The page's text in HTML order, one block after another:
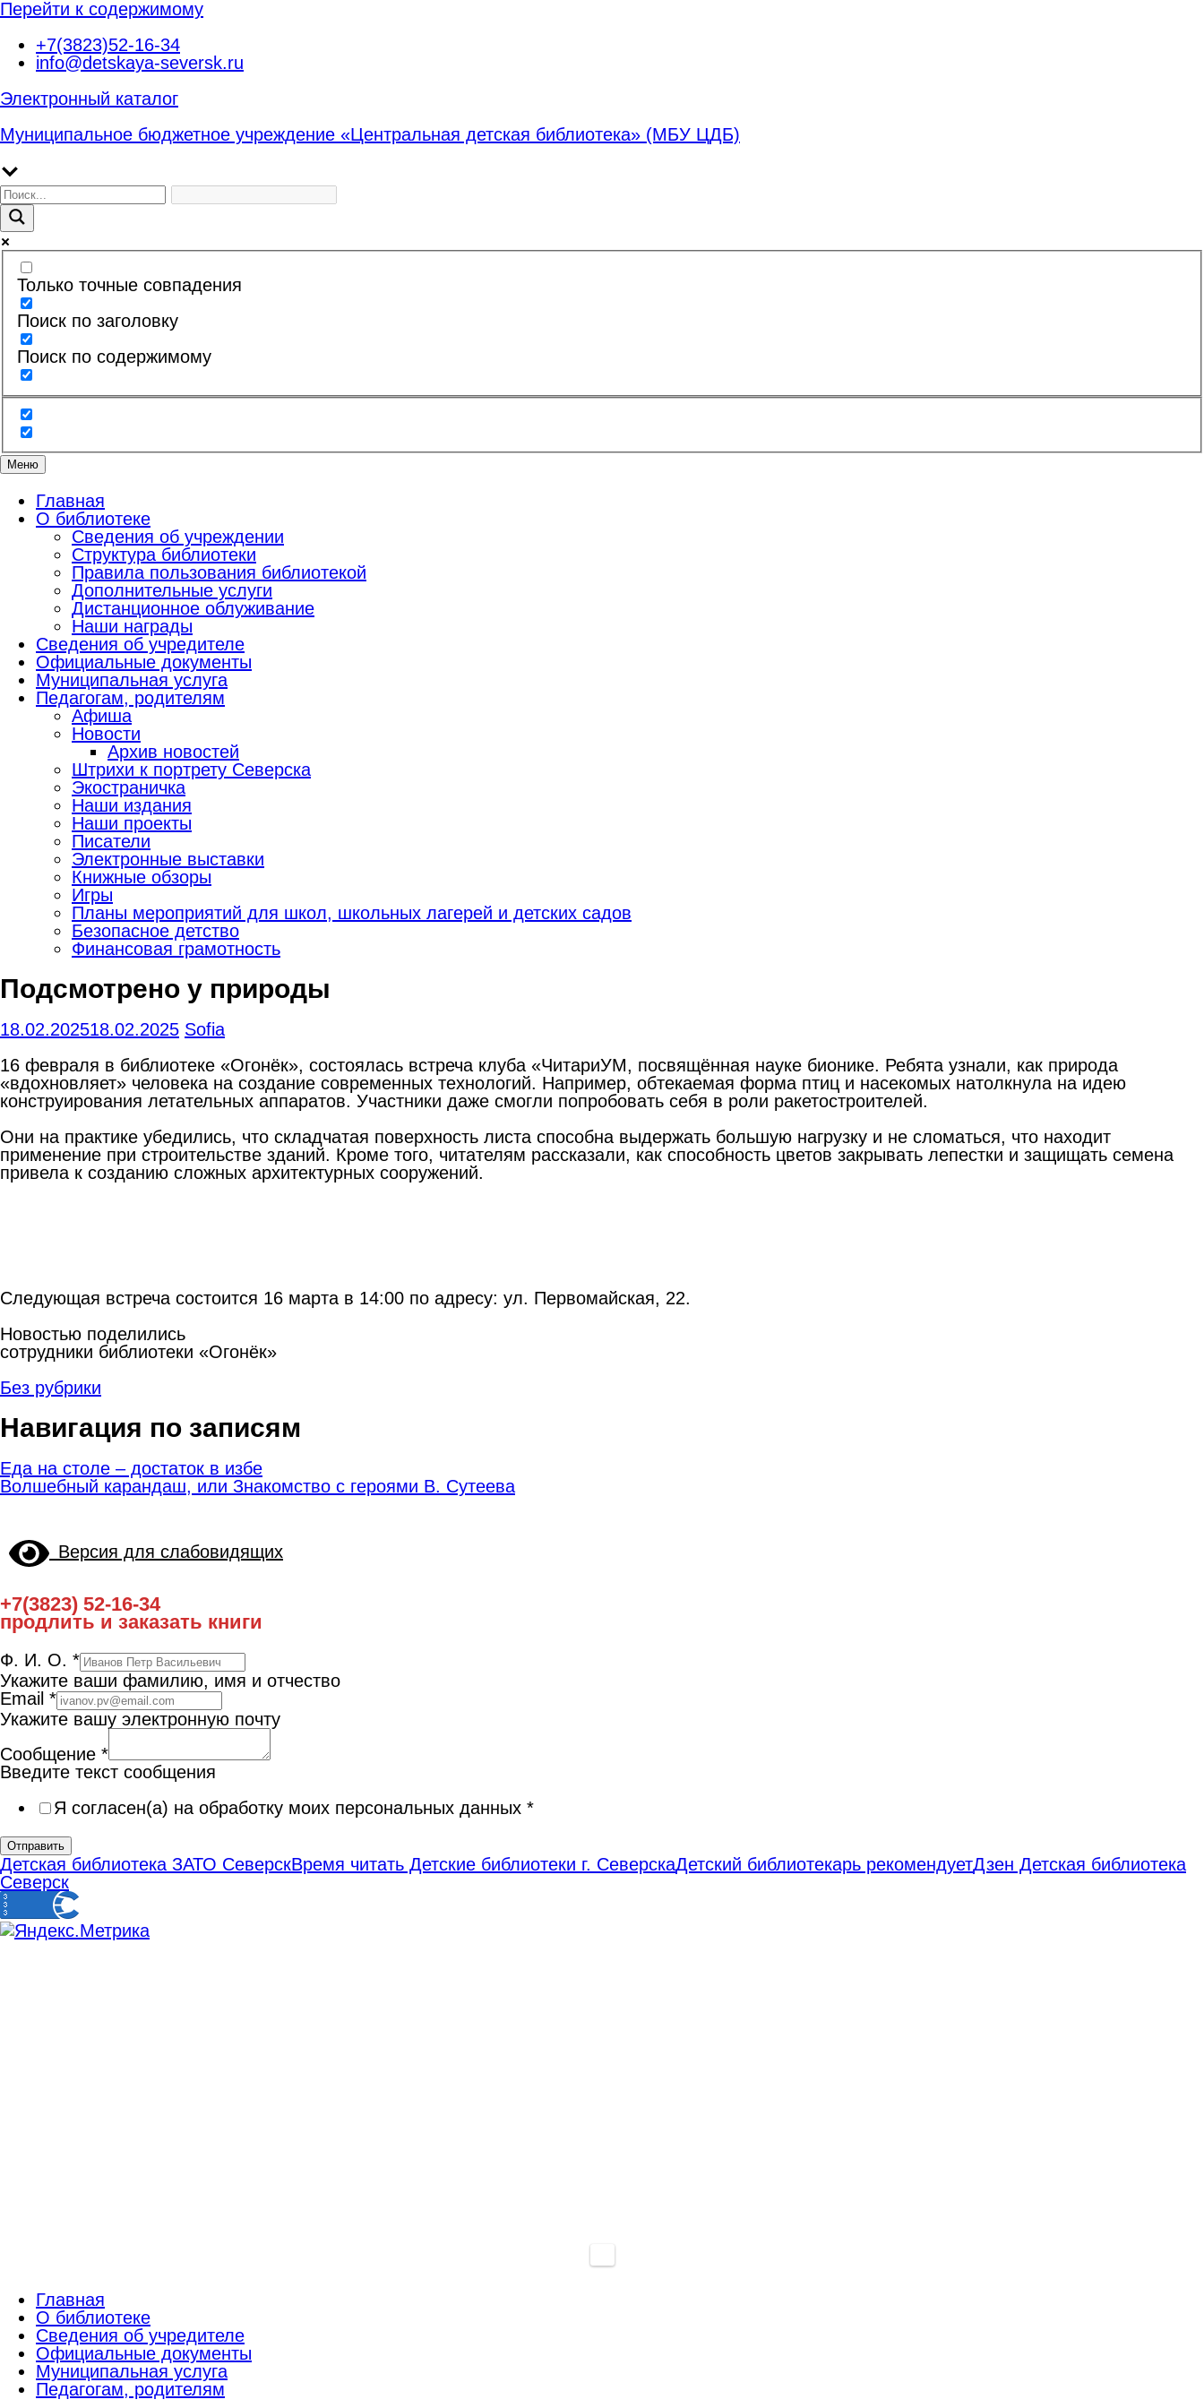
Перейти к содержимому
+7(3823)52-16-34
info@detskaya-seversk.ru
Электронный каталог
Муниципальное бюджетное учреждение «Центральная детская библиотека» (МБУ ЦДБ)
Только точные совпадения
Поиск по заголовку
Поиск по содержимому
Меню
Главная
О библиотеке
Сведения об учреждении
Структура библиотеки
Правила пользования библиотекой
Дополнительные услуги
Дистанционное облуживание
Наши награды
Сведения об учредителе
Официальные документы
Муниципальная услуга
Педагогам, родителям
Афиша
Новости
Архив новостей
Штрихи к портрету Северска
Экостраничка
Наши издания
Наши проекты
Писатели
Электронные выставки
Книжные обзоры
Игры
Планы мероприятий для школ, школьных лагерей и детских садов
Безопасное детство
Финансовая грамотность
Подсмотрено у природы
18.02.202518.02.2025 Sofia
16 февраля в библиотеке «Огонёк», состоялась встреча клуба «ЧитариУМ, посвящённая науке бионике. Ребята узнали, как природа
«вдохновляет» человека на создание современных технологий. Например, обтекаемая форма птиц и насекомых натолкнула на идею
конструирования летательных аппаратов. Участники даже смогли попробовать себя в роли ракетостроителей.
Они на практике убедились, что складчатая поверхность листа способна выдержать большую нагрузку и не сломаться, что находит
применение при строительстве зданий. Кроме того, читателям рассказали, как способность цветов закрывать лепестки и защищать семена
привела к созданию сложных архитектурных сооружений.
Следующая встреча состоится 16 марта в 14:00 по адресу: ул. Первомайская, 22.
Новостью поделились
сотрудники библиотеки «Огонёк»
Без рубрики
Навигация по записям
Еда на столе – достаток в избе
Волшебный карандаш, или Знакомство с героями В. Сутеева
Версия для слабовидящих
+7(3823) 52-16-34
продлить и заказать книги
Ф. И. О. *
Укажите ваши фамилию, имя и отчество
Email *
Укажите вашу электронную почту
Сообщение *
Введите текст сообщения
Я согласен(а) на обработку моих персональных данных *
Отправить
Детская библиотека ЗАТО СеверскВремя читать Детские библиотеки г. СеверскаДетский библиотекарь рекомендуетДзен Детская библиотека
Северск
Главная
О библиотеке
Сведения об учредителе
Официальные документы
Муниципальная услуга
Педагогам, родителям